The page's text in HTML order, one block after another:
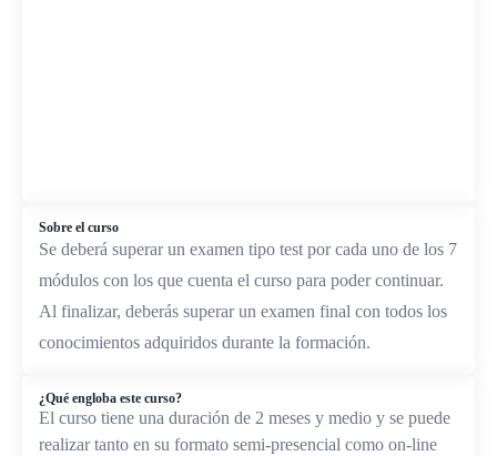
Sobre el curso
Se deberá superar un examen tipo test por cada uno de los 7
módulos con los que cuenta el curso para poder continuar.
Al finalizar, deberás superar un examen final con todos los
conocimientos adquiridos durante la formación.
¿Qué engloba este curso?
El curso tiene una duración de 2 meses y medio y se puede
realizar tanto en su formato semi-presencial como on-line